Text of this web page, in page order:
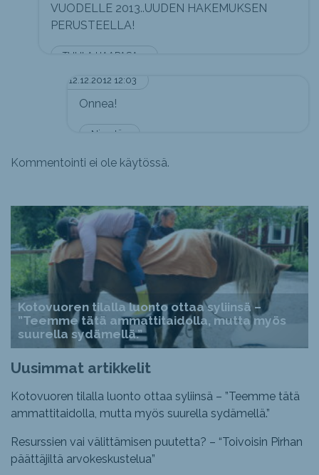
VUODELLE 2013..UUDEN HAKEMUKSEN
PERUSTEELLA!
12.12.2012 12:03
Nimetön
Onnea!
Kommentointi ei ole käytössä.
Kotovuoren tilalla luonto ottaa syliinsä –
”Teemme tätä ammattitaidolla, mutta myös
suurella sydämellä.”
Uusimmat artikkelit
Kotovuoren tilalla luonto ottaa syliinsä – ”Teemme tätä
ammattitaidolla, mutta myös suurella sydämellä.”
Resurssien vai välittämisen puutetta? – “Toivoisin Pirhan
päättäjiltä arvokeskustelua”